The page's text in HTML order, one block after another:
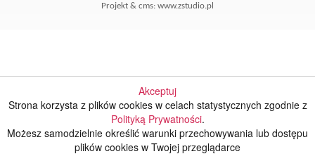
Projekt & cms: www.zstudio.pl
Akceptuj
Strona korzysta z plików cookies w celach statystycznych zgodnie z
Polityką Prywatności.
Możesz samodzielnie określić warunki przechowywania lub dostępu
plików cookies w Twojej przeglądarce